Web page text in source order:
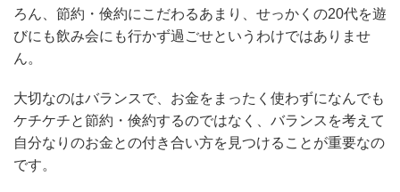
ろん、節約・倹約にこだわるあまり、せっかくの20代を遊
びにも飲み会にも行かず過ごせというわけではありませ
ん。
大切なのはバランスで、お金をまったく使わずになんでも
ケチケチと節約・倹約するのではなく、バランスを考えて
自分なりのお金との付き合い方を見つけることが重要なの
です。